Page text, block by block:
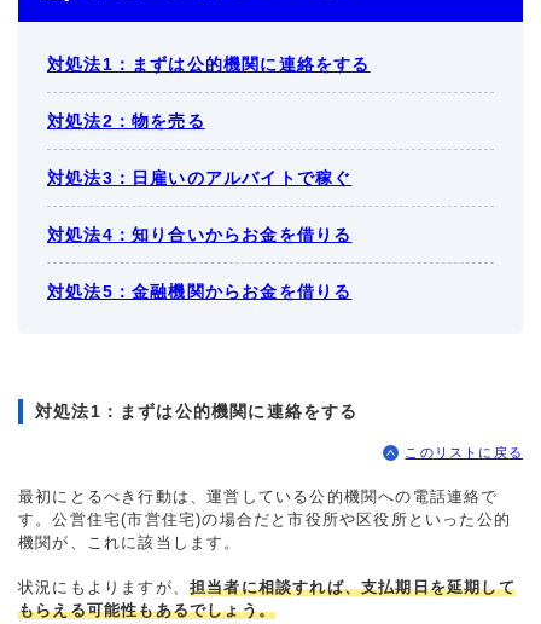
対処法1：まずは公的機関に連絡をする
対処法2：物を売る
対処法3：日雇いのアルバイトで稼ぐ
対処法4：知り合いからお金を借りる
対処法5：金融機関からお金を借りる
対処法1：まずは公的機関に連絡をする
このリストに戻る
最初にとるべき行動は、運営している公的機関への電話連絡で
す。公営住宅(市営住宅)の場合だと市役所や区役所といった公的
機関が、これに該当します。
状況にもよりますが、 担当者に相談すれば、支払期日を延期して
もらえる可能性もあるでしょう。